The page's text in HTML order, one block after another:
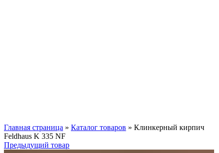
Главная страница » Каталог товаров » Клинкерный кирпич
Feldhaus K 335 NF
Предыдущий товар